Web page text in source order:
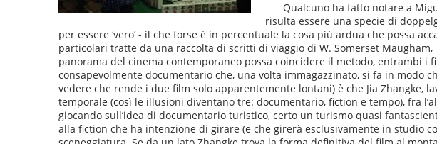
Qualcuno ha fatto notare a
risulta essere una specie di
per essere ‘vero’ - il che forse è in percentuale la cosa più ardua che possa
particolari tratte da una raccolta di scritti di viaggio di W. Somerset Maugham,
panorama del cinema contemporaneo possa coincidere il metodo, entrambi
consapevolmente documentario che, una volta immagazzinato, si fa in modo
vedere che rende i due film solo apparentemente lontani) è che Jia Zhangke,
temporale (così le illusioni diventano tre: documentario, fiction e tempo), fra
giocando sull’idea di documentario turistico, certo un turismo quasi
alla fiction che ha intenzione di girare (e che girerà esclusivamente in studio